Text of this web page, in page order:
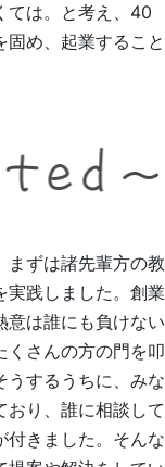
ては。と考え、40
め、起業すること
まずは諸先輩方の教
実践しました。創業
意は誰にも負けない
くさんの方の門を叩
うするうちに、みな
おり、誰に相談して
付きました。そんな